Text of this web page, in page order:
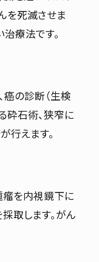
を死滅させま
療法です。
の診断（生検
砕石術、狭窄に
行えます。
瘤を内視鏡下に
取します。がん